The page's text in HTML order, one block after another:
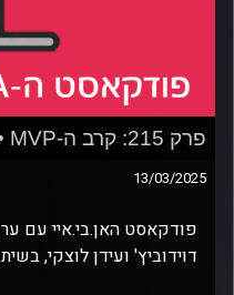
פרק 215: קרב ה-MVP • אורח: ניצן פלד
13/03/2025
פודקאסט האן.בי.איי עם
דוידוביץ' ועידן לוצקי,